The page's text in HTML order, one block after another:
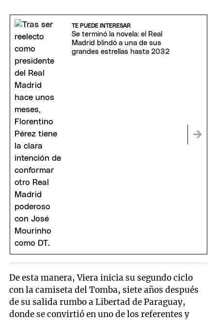
TE PUEDE INTERESAR
Se terminó la novela: el Real
Madrid blindó a una de sus
grandes estrellas hasta 2032
De esta manera, Viera inicia su segundo ciclo
con la camiseta del Tomba, siete años después
de su salida rumbo a Libertad de Paraguay,
donde se convirtió en uno de los referentes y